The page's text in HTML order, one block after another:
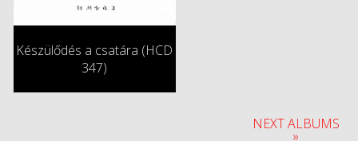
Készülődés a csatára (HCD
347)
NEXT ALBUMS
»